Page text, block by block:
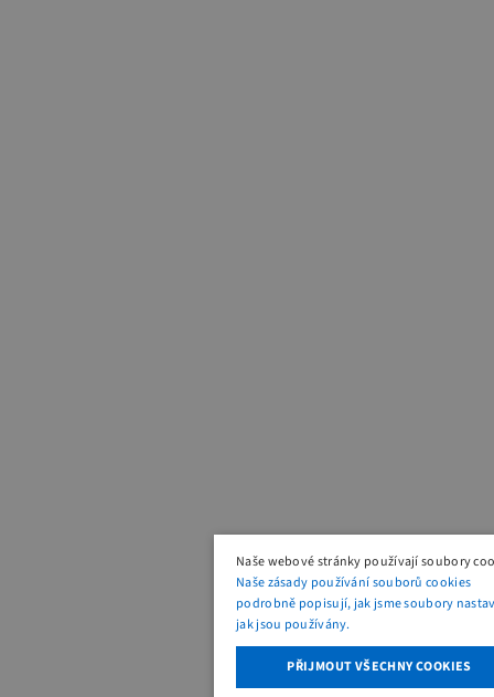
Naše webové stránky používají soubory
Naše zásady používání souborů cookies
podrobně popisují, jak jsme soubory
jak jsou používány.
PŘIJMOUT VŠECHNY COOKIES